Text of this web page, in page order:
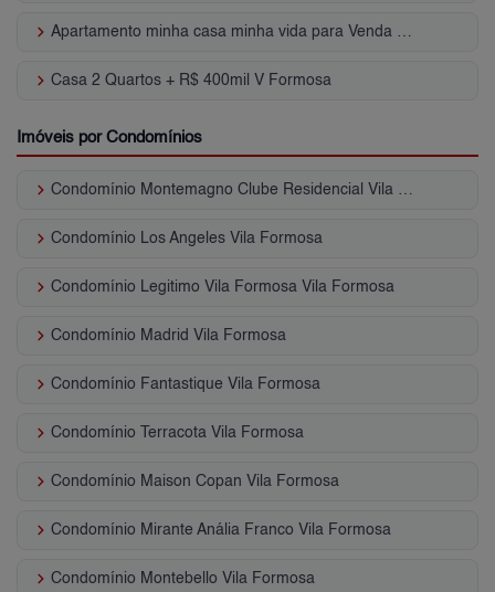
keyboard_arrow_right Apartamento minha casa minha vida para Venda | Vila Formosa
keyboard_arrow_right Casa 2 Quartos + R$ 400mil V Formosa
Imóveis por Condomínios
keyboard_arrow_right Condomínio Montemagno Clube Residencial Vila Formosa
keyboard_arrow_right Condomínio Los Angeles Vila Formosa
keyboard_arrow_right Condomínio Legitimo Vila Formosa Vila Formosa
keyboard_arrow_right Condomínio Madrid Vila Formosa
keyboard_arrow_right Condomínio Fantastique Vila Formosa
keyboard_arrow_right Condomínio Terracota Vila Formosa
keyboard_arrow_right Condomínio Maison Copan Vila Formosa
keyboard_arrow_right Condomínio Mirante Anália Franco Vila Formosa
keyboard_arrow_right Condomínio Montebello Vila Formosa